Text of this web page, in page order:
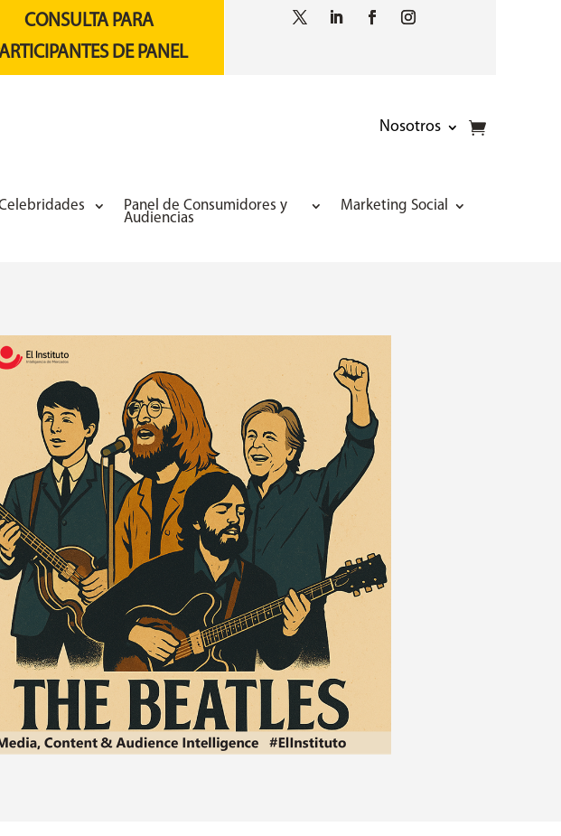
CONSULTA PARA
DE PANEL
Nosotros
Panel de Consumidores y
Audiencias
Marketing Social